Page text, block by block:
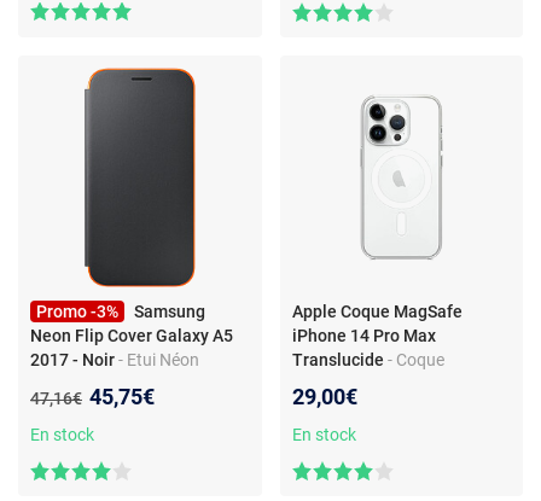
Promo -3%
Samsung
Neon Flip Cover Galaxy A5
2017 - Noir- Etui Néon
contre les chocs et rayures -
Notifications via effets
Ancien prix :
47,16€ Nouveau prix :
45,75€
En stock
Apple Coque MagSafe
iPhone 14 Pro Max
Translucide - Coque
Protection anti-rayures -
Design fin et léger - Charge
29,00€
En stock